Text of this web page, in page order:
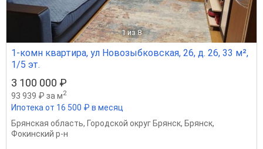
1 из 8
1-комн квартира, ул Новозыбковская, 26, д. 26, 33 м²,
1/5 эт.
3 100 000 ₽
93 939 ₽ за м2
Ипотека от 16 500 ₽ в месяц
Брянская область, Городской округ Брянск, Брянск,
Фокинский р-н